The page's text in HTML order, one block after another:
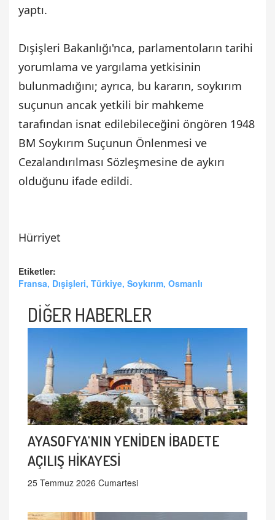
yaptı.
Dışişleri Bakanlığı'nca, parlamentoların tarihi
yorumlama ve yargılama yetkisinin
bulunmadığını; ayrıca, bu kararın, soykırım
suçunun ancak yetkili bir mahkeme
tarafından isnat edilebileceğini öngören 1948
BM Soykırım Suçunun Önlenmesi ve
Cezalandırılması Sözleşmesine de aykırı
olduğunu ifade edildi.
Hürriyet
Etiketler:
Fransa, Dışişleri, Türkiye, Soykırım, Osmanlı
DİĞER HABERLER
AYASOFYA'NIN YENİDEN İBADETE
AÇILIŞ HİKAYESİ
25 Temmuz 2026 Cumartesi